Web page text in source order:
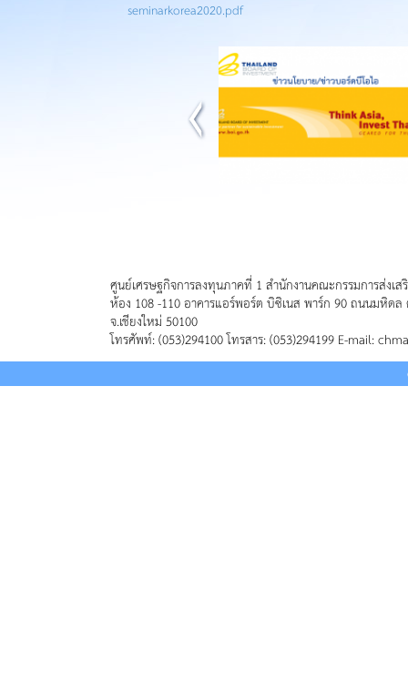
seminarkorea2020.pdf
ศูนย์เศรษฐกิจการลงทุนภาคที่ 1 สำนักงานคณะกรรมการส่งเส
ห้อง 108 -110 อาคารแอร์พอร์ต บิซิเนส พาร์ก 90 ถนนมหิดล
จ.เชียงใหม่ 50100
โทรศัพท์: (053)294100 โทรสาร: (053)294199 E-mail: